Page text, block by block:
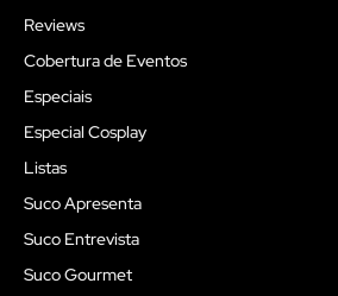
Reviews
Cobertura de Eventos
Especiais
Especial Cosplay
Listas
Suco Apresenta
Suco Entrevista
Suco Gourmet